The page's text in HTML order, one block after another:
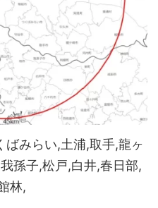
みらい,土浦,取手,龍ヶ
孫子,松戸,白井,春日部,
林,